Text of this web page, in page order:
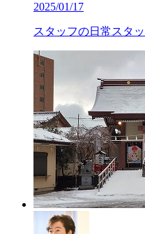
2025/01/17
スタッフの日常スタ